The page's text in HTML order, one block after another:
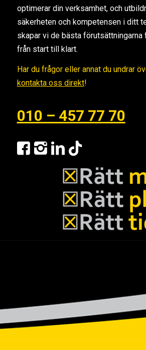
optimerar din verksamhet, och
säkerheten och kompetensen i ditt
skapar vi de bästa förutsättningarna
från start till klart.
Har du frågor eller annat du undrar
kontakta oss direkt!
010 – 457 77 70